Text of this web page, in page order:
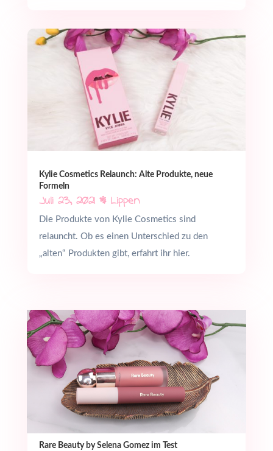
Kylie Cosmetics Relaunch: Alte Produkte, neue
Formeln
Juli 23, 2021| Lippen
Die Produkte von Kylie Cosmetics sind
relauncht. Ob es einen Unterschied zu den
„alten“ Produkten gibt, erfahrt ihr hier.
Rare Beauty by Selena Gomez im Test